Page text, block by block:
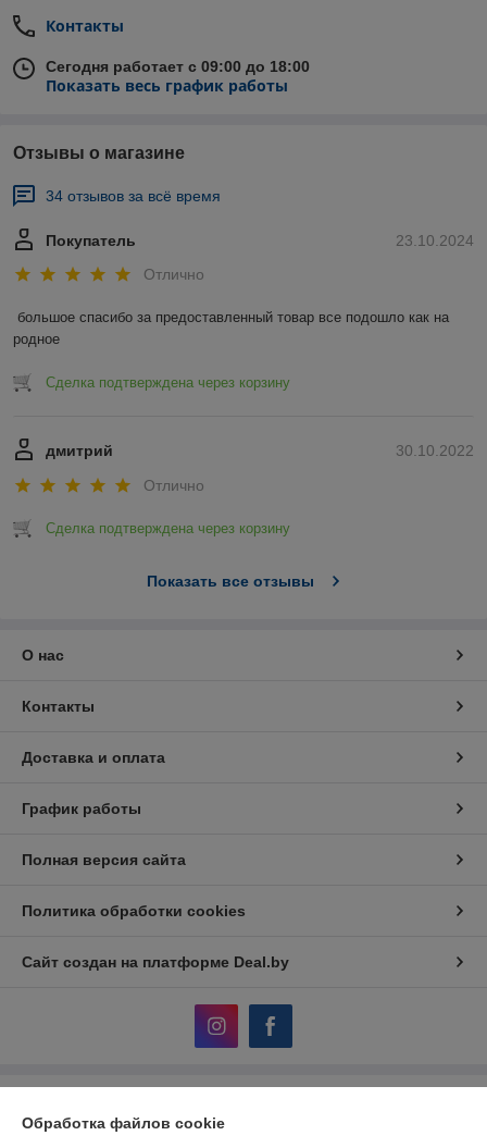
Контроль состояния шин и подвески: для
шины, давление в них и состояние подвески.
Выполняя регулярное обслуживание и следуя
Контакты
Сегодня работает с 09:00 до 18:00
Показать весь график работы
Отзывы о магазине
34 отзывов за всё время
23.10.2024
Покупатель
Отлично
большое спасибо за предоставленный товар все подошло как на
родное
Сделка подтверждена через корзину
30.10.2022
дмитрий
Отлично
Сделка подтверждена через корзину
Показать все отзывы
О нас
Контакты
Доставка и оплата
График работы
Полная версия сайта
Политика обработки cookies
Сайт создан на платформе Deal.by
Обработка файлов cookie